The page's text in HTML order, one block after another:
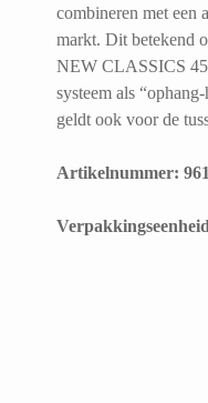
combineren met een
markt. Dit betekend
NEW CLASSICS
systeem als
geldt ook voor de
Artikelnummer: